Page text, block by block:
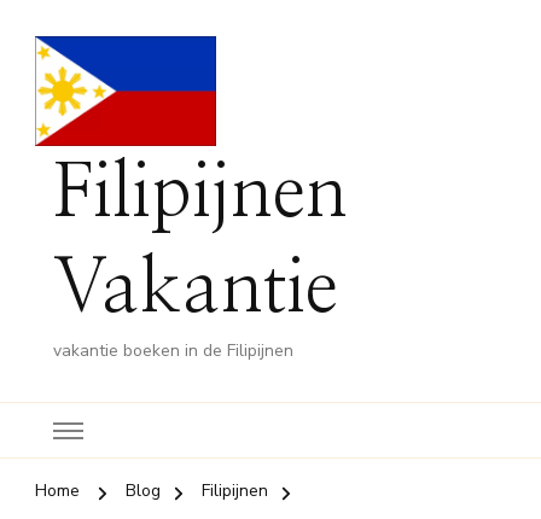
Filipijnen
Vakantie
vakantie boeken in de Filipijnen
Home Blog
Filipijnen